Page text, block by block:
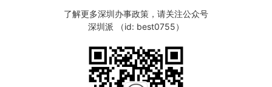
了解更多深圳办事政策，请关注公众号
深圳派 （id: best0755）